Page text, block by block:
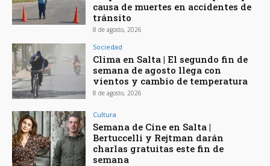
causa de muertes en accidentes de
tránsito
8 de agosto, 2026
Sociedad
Clima en Salta | El segundo fin de
semana de agosto llega con
vientos y cambio de temperatura
8 de agosto, 2026
Cultura
Semana de Cine en Salta |
Bertuccelli y Rejtman darán
charlas gratuitas este fin de
semana